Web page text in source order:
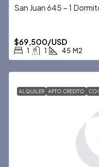
San Juan 645 – 1
$69,500/USD
1 1 45 M2
ALQUILER APTO CREDITO